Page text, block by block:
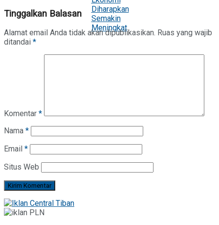
Tinggalkan Balasan
Alamat email Anda tidak akan dipublikasikan. Ruas yang wajib
ditandai *
Komentar *
Nama *
Email *
Situs Web